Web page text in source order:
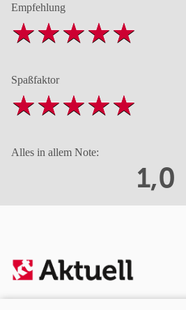
Empfehlung
Spaßfaktor
Alles in allem Note:
1,0